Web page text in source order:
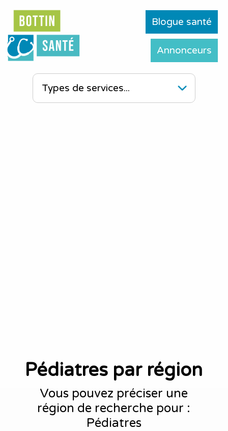
Blogue santé
Annonceurs
Pédiatres par région
Vous pouvez préciser une
région de recherche pour :
Pédiatres